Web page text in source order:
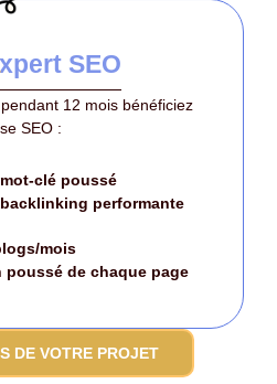
SEO
pendant 12 mois bénéficiez
SEO :
clé poussé
performante
mois
poussé de chaque page
DE VOTRE PROJET